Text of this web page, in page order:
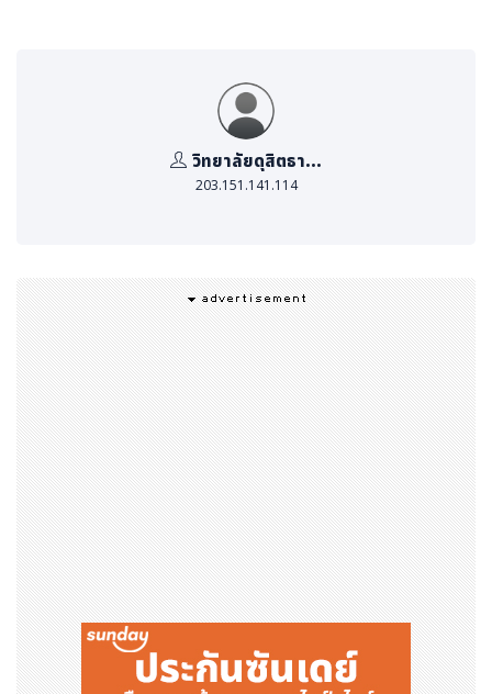
2) ด้านเทคโนโลยี (Technology Component – T) หมา
ยถึง อุปกรณ์ และการจัดการระบบเสียง ระบบภาพ ระบบสื่อสา
4) ด้านการจัดการอย่างยั่งยืน (Sustainability Compon
ent – St) หมายถึงการจัดการสิ่งแวดล้อม อาชีวอนามัย ควา
มปลอดภัยในการทำงาน ความรับผิดชอบต่อสังคม ความใส่ใจ
ในการจัดงานอย่างยั่งยืน เป็นมิตรต่อสิ่งแวดล้อม และชุมชนใ
กล้เคียงโดยรอบ
วิทยาลัยดุสิตธานี มีความพร้อมในทุกมิติ ไม่ว่าจะเป็นทางด้าน
วิชาการ การส่งเสริมกิจกรรม ความพร้อมในสิ่งอำนวยความ
สะดวก อาคารและสถานที่ ที่ถูกจัดเตรียมไว้ให้กับนักศึกษาและ
บุคคลทั่วไปที่เข้ามาใช้บริการในด้านต่าง ๆ
สอบถามข้อมูลเพิ่มเติม กรุณาติดต่อสำนักประชาสัมพันธ์ โทร
ศัพท์ 02 721 7811 - 3 อีเมล pr.pr@dtc.ac.th
วิทยาลัยดุสิตธา...
203.151.141.114